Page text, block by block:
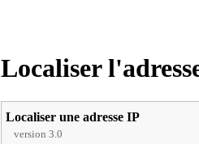
Localiser
Localiser une adresse IP
version 3.0